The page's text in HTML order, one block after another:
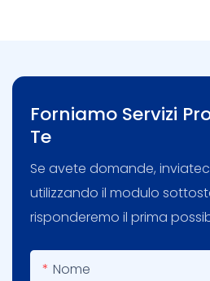
Forniamo Servizi
Te
Se avete domande,
utilizzando il modulo
risponderemo il prima
Nome